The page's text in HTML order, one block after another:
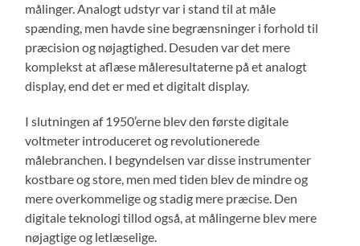
målinger. Analogt udstyr var i stand til at måle
spænding, men havde sine begrænsninger i forhold til
præcision og nøjagtighed. Desuden var det mere
komplekst at aflæse måleresultaterne på et analogt
display, end det er med et digitalt display.
I slutningen af ​​1950’erne blev den første digitale
voltmeter introduceret og revolutionerede
målebranchen. I begyndelsen var disse instrumenter
kostbare og store, men med tiden blev de mindre og
mere overkommelige og stadig mere præcise. Den
digitale teknologi tillod også, at målingerne blev mere
nøjagtige og letlæselige.